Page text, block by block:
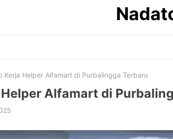
Kerja Helper Alfamart di Purbalingga Terbaru
Alfamart di